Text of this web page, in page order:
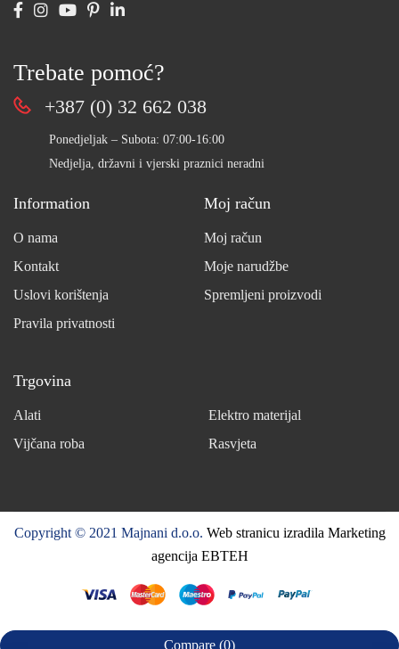
Trebate pomoć?
+387 (0) 32 662 038
Ponedjeljak – Subota: 07:00-16:00
Nedjelja, državni i vjerski praznici neradni
Information
O nama
Kontakt
Uslovi korištenja
Pravila privatnosti
Moj račun
Moj račun
Moje narudžbe
Spremljeni proizvodi
Trgovina
Alati
Elektro materijal
Vijčana roba
Rasvjeta
Copyright © 2021 Majnani d.o.o. Web stranicu izradila Marketing
agencija EBTEH
Compare (0)